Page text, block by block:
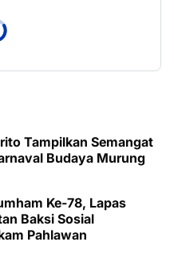
Tampilkan Semangat
Budaya Murung
Ke-78, Lapas
Baksi Sosial
Pahlawan